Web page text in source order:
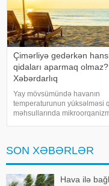
Çimərliyə gedərkən
qidaları aparmaq
Xəbərdarlıq
Yay mövsümündə havanın
temperaturunun yüksəlməsi
məhsullarında
piknikə gedərkən qida
təhlükəsizliy
SON XƏBƏRLƏR
Hava ilə